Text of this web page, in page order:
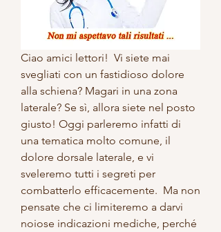
Ciao amici lettori!  Vi siete mai
svegliati con un fastidioso dolore
alla schiena? Magari in una zona
laterale? Se sì, allora siete nel posto
giusto! Oggi parleremo infatti di
una tematica molto comune, il
dolore dorsale laterale, e vi
sveleremo tutti i segreti per
combatterlo efficacemente.  Ma non
pensate che ci limiteremo a darvi
noiose indicazioni mediche, perché